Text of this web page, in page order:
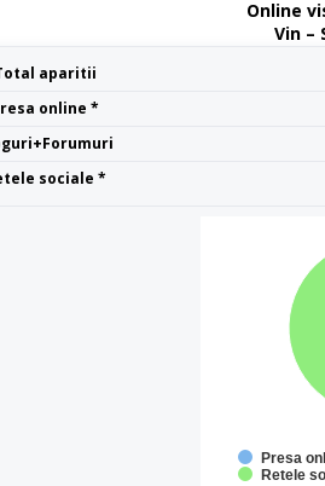
Online
Vin –
aparitii
online *
sociale *
Presa
Retele